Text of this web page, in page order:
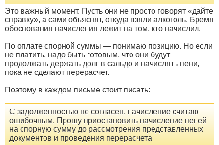
Это важный момент. Пусть они не просто говорят «дайте
справку», а сами объяснят, откуда взяли алкоголь. Бремя
обоснования начисления лежит на том, кто начислил.
По оплате спорной суммы — понимаю позицию. Но если
не платить, надо быть готовым, что они будут
продолжать держать долг в сальдо и начислять пени,
пока не сделают перерасчет.
Поэтому в каждом письме стоит писать:
С задолженностью не согласен, начисление считаю
ошибочным. Прошу приостановить начисление пеней
на спорную сумму до рассмотрения представленных
документов и проведения перерасчета.